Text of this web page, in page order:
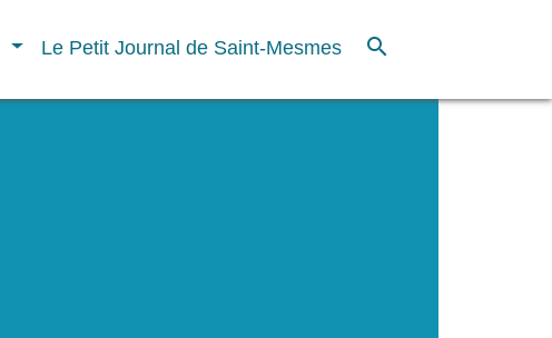
Le Petit Journal de Saint-Mesmes search